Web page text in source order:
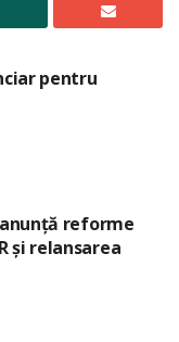
pentru
reforme
și relansarea